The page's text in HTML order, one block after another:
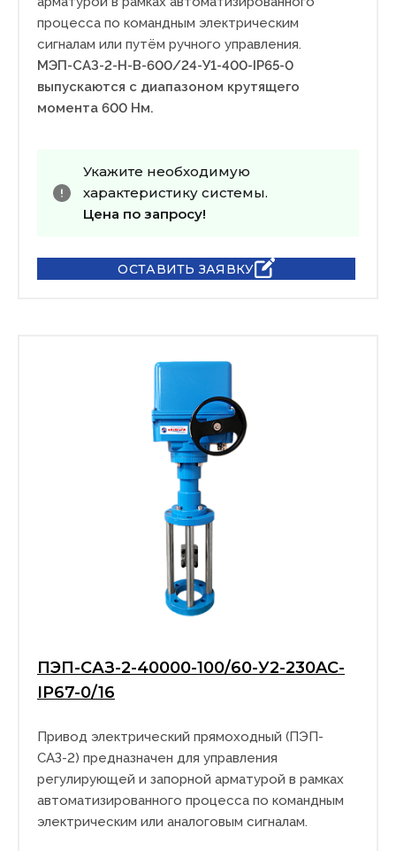
процесса по командным электрическим
сигналам или путём ручного управления.
МЭП-САЗ-2-Н-В-600/24-У1-400-IP65-0
выпускаются с диапазоном крутящего
момента 600 Нм.
Укажите необходимую
характеристику системы.
Цена по запросу!
ОСТАВИТЬ ЗАЯВКУ
ПЭП-САЗ-2-40000-100/60-У2-230AC-
IP67-0/16
Привод электрический прямоходный (ПЭП-
САЗ-2) предназначен для управления
регулирующей и запорной арматурой в рамках
автоматизированного процесса по командным
электрическим или аналоговым сигналам.